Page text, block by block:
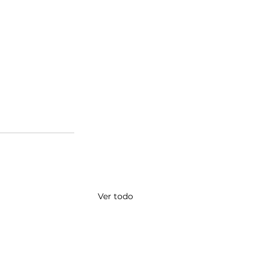
Ver todo